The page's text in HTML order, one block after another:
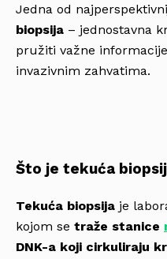
Jedna od
biopsija – jednostavna
pružiti važne
invazivnim zahvatima.
Što je tekuća
Tekuća biopsija je
kojom se traže stanice
DNK-a koji cirkuliraju